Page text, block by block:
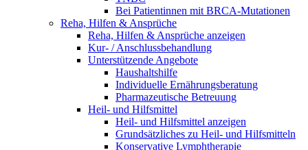
Bei Patientinnen mit BRCA-Mutationen
Reha, Hilfen & Ansprüche
Reha, Hilfen & Ansprüche anzeigen
Kur- / Anschlussbehandlung
Unterstützende Angebote
Haushaltshilfe
Individuelle Ernährungsberatung
Pharmazeutische Betreuung
Heil- und Hilfsmittel
Heil- und Hilfsmittel anzeigen
Grundsätzliches zu Heil- und Hilfsmitteln
Konservative Lymphtherapie